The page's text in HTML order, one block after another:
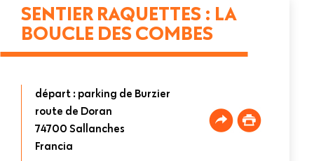
SENTIER RAQUETTES : LA
BOUCLE DES COMBES
départ : parking de Burzier
route de Doran
74700 Sallanches
Francia